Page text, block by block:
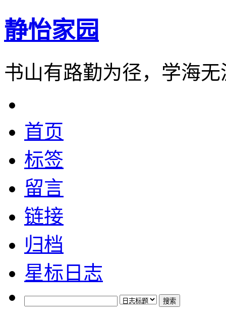
静怡家园
书山有路勤为径，学海
首页
标签
留言
链接
归档
星标日志